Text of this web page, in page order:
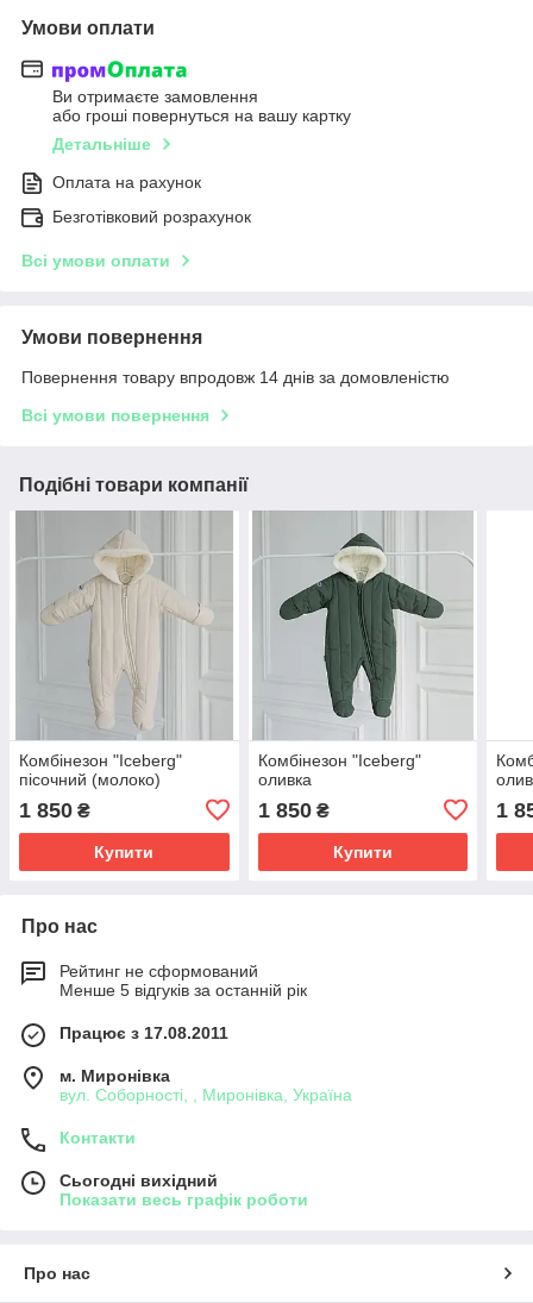
Умови оплати
Ви отримаєте замовлення
або гроші повернуться на вашу картку
Детальніше
Оплата на рахунок
Безготівковий розрахунок
Всі умови оплати
Умови повернення
Повернення товару впродовж 14 днів за домовленістю
Всі умови повернення
Подібні товари компанії
Комбінезон "Iceberg"
пісочний (молоко)
1 850 ₴
Купити
Комбінезон "Iceberg"
оливка
1 850₴
Купити
1
Про нас
Рейтинг не сформований
Менше 5 відгуків за останній рік
Працює з 17.08.2011
м. Миронівка
вул. Соборності, , Миронівка, Україна
Контакти
Сьогодні вихідний
Показати весь графік роботи
Про нас